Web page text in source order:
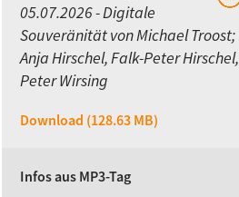
05.07.2026 - Digitale
Souveränität von Michael Troost;
Anja Hirschel, Falk-Peter Hirschel,
Peter Wirsing
Download (128.63 MB)
Infos aus MP3-Tag